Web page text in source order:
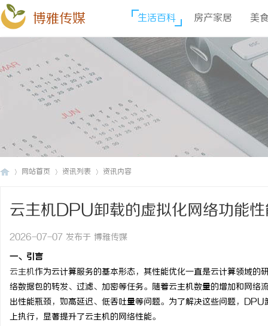
博雅传媒 生活百科 房产家居 美
网站首页 资讯列表 资讯内容
云主机DPU卸载的虚拟化网络功能
2026-07-07 发布于 博雅传媒
一、引言
云主机作为云计算服务的基本形态，其性能优化一直是云计算领域的
络数据包的转发、过滤、加密等任务。随着云主机数量的增加和网
出性能瓶颈，如高延迟、低吞吐量等问题。为了解决这些问题，
上执行，显著提升了云主机的网络性能。